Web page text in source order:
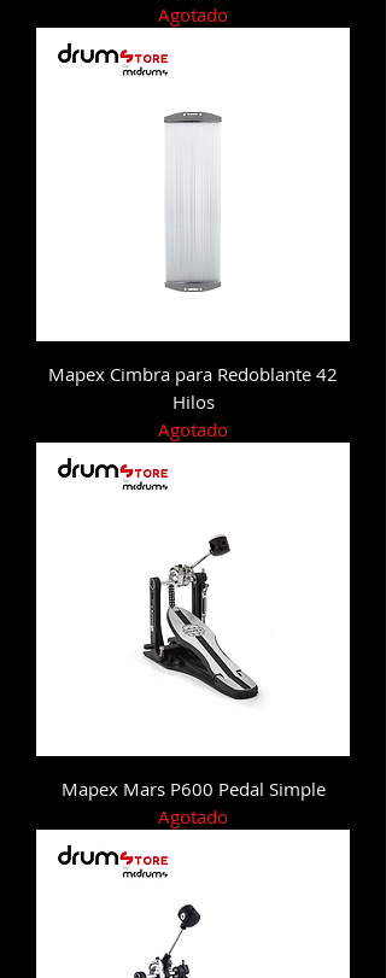
Agotado
Mapex Cimbra para Redoblante 42
Hilos
Agotado
Mapex Mars P600 Pedal Simple
Agotado